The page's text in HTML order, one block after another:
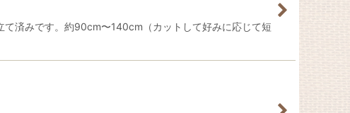
済みです。約90cm〜140cm（カットして好みに応じて短